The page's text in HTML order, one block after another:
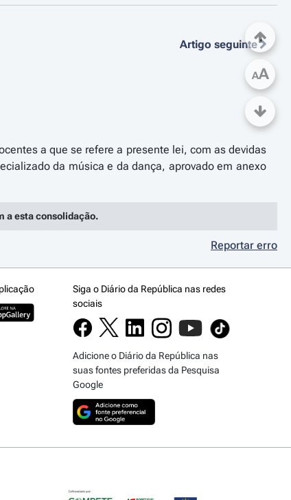
Artigo seguinte
a que se refere a presente lei, com as devidas
da música e da dança, aprovado em anexo
a esta consolidação.
Reportar erro
AA
Siga o Diário da República nas redes
sociais
Adicione o Diário da República nas
suas fontes preferidas da Pesquisa
Google